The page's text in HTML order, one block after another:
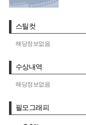
스틸컷
해당정보없음
수상내역
해당정보없음
필모그래피